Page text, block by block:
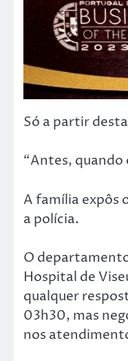
Só a partir
“Antes,
A família expôs
a polícia.
O
Hospital de
qualquer
03h30, mas
nos